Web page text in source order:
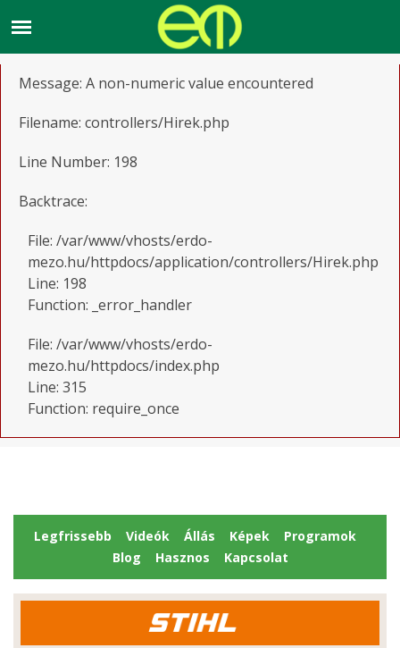
A PHP Error was encountered
Message: A non-numeric value encountered
Filename: controllers/Hirek.php
Line Number: 198
Backtrace:
File: /var/www/vhosts/erdo-
mezo.hu/httpdocs/application/controllers/Hirek.php
Line: 198
Function: _error_handler
File: /var/www/vhosts/erdo-
mezo.hu/httpdocs/index.php
Line: 315
Function: require_once
Legfrissebb Videók Állás Képek
Programok
Blog
Hasznos Kapcsolat